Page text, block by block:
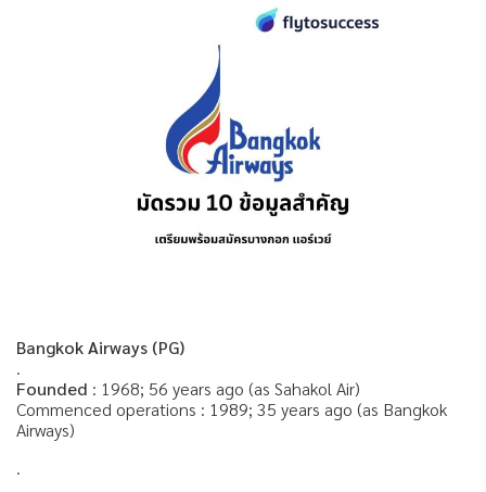
Bangkok Airways (PG)
.
Founded : 1968; 56 years ago (as Sahakol Air)
Commenced operations : 1989; 35 years ago (as Bangkok
Airways)
.